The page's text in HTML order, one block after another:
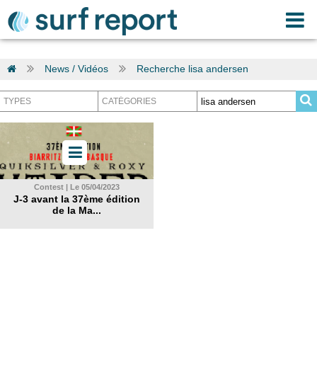
News / Vidéos Recherche lisa andersen
Contest | Le 05/04/2023
J-3 avant la 37ème édition
de la Ma...